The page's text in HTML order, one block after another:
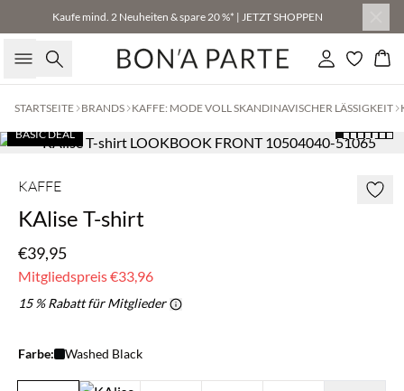
Kaufe mind. 2 Neuheiten & spare 20 %* | JETZT SHOPPEN
Suche Einloggen
STARTSEITE BRANDS KAFFE: MODE VOLL SKANDINAVISCHER LÄSSIGKEIT
BASIC DEAL
KAFFE
KAlise T-shirt
€39,95
Mitgliedspreis€33,96
15 % Rabatt für Mitglieder
Farbe: Washed Black